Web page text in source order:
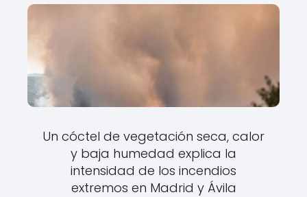
Un cóctel de vegetación seca, calor
y baja humedad explica la
intensidad de los incendios
extremos en Madrid y Ávila